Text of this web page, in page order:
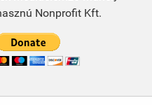
Nonprofit Kft.